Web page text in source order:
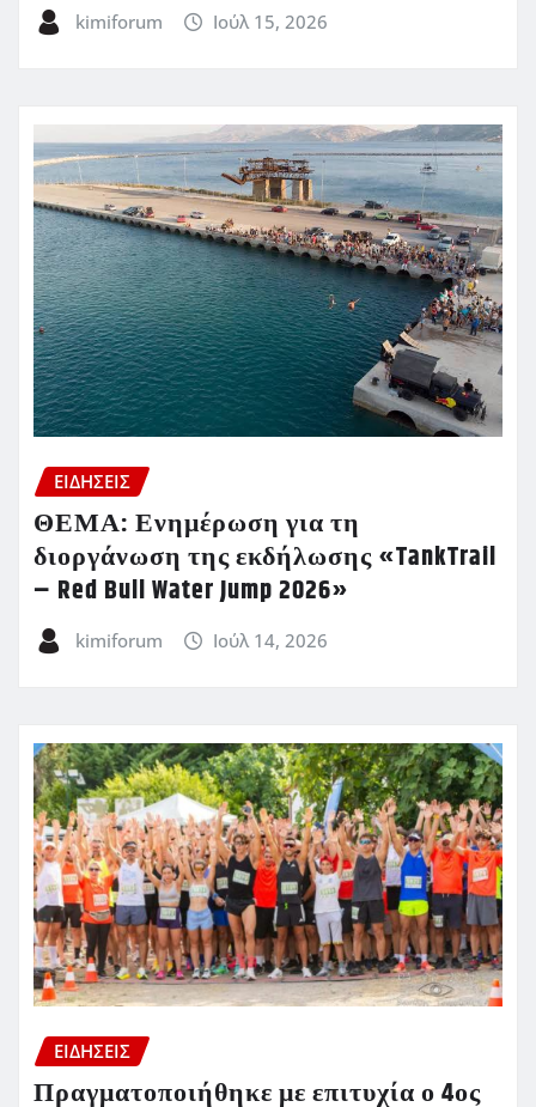
kimiforum Ιούλ 15, 2026
ΕΙΔΗΣΕΙΣ
ΘΕΜΑ: Ενημέρωση για τη
διοργάνωση της εκδήλωσης «TankTrail
– Red Bull Water Jump 2026»
kimiforum Ιούλ 14, 2026
ΕΙΔΗΣΕΙΣ
Πραγματοποιήθηκε με επιτυχία ο 4ος